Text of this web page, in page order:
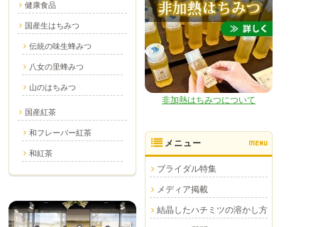
健康食品
国産生はちみつ
伝統の味生蜂みつ
八女の里蜂みつ
山のはちみつ
国産紅茶
和フレーバー紅茶
和紅茶
非加熱はちみつについて
メニュー MENU
ブライダル特集
メディア掲載
結晶したハチミツの溶かし方